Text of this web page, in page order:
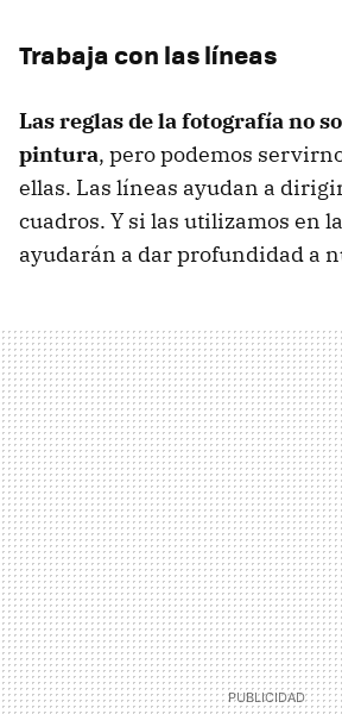
Trabaja con las líneas
Las reglas de la fotografía no
pintura, pero podemos
ellas. Las líneas ayudan a
cuadros. Y si las utilizamos en
ayudarán a dar profundidad a